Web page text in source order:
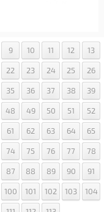
9 10 11 12 13
22 23 24 25 26
35 36 37 38 39
48 49 50 51 52
61 62 63 64 65
74 75 76 77 78
87 88 89 90 91
100 101 102 103 104